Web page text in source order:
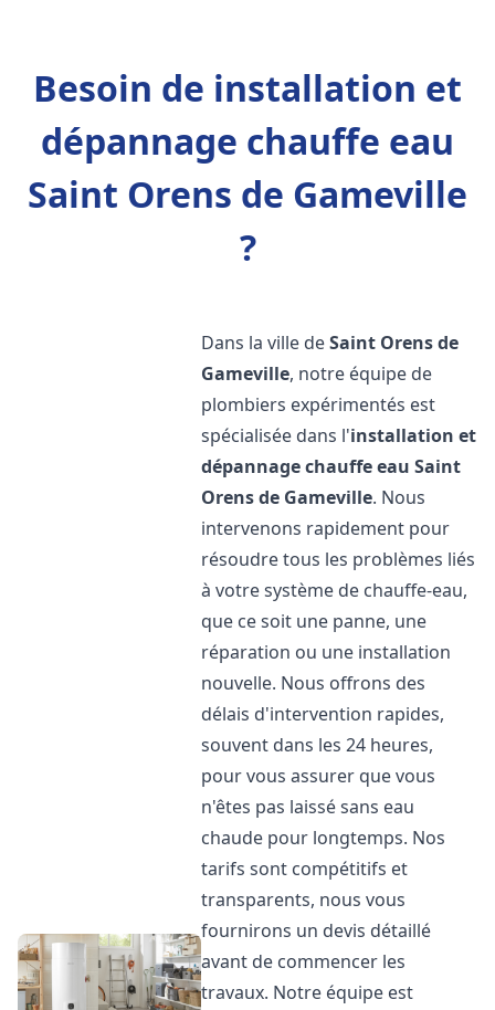
Besoin de installation et
dépannage chauffe eau
Saint Orens de Gameville
?
Dans la ville deSaint Orens de
Gameville, notre équipe de
plombiers expérimentés est
spécialisée dans l'installation et
dépannage chauffe eau Saint
Orens de Gameville. Nous
intervenons rapidement pour
résoudre tous les problèmes liés
à votre système de chauffe-eau,
que ce soit une panne, une
réparation ou une installation
nouvelle. Nous offrons des
délais d'intervention rapides,
souvent dans les 24 heures,
pour vous assurer que vous
n'êtes pas laissé sans eau
chaude pour longtemps. Nos
tarifs sont compétitifs et
transparents, nous vous
fournirons un devis détaillé
avant de commencer les
travaux. Notre équipe est